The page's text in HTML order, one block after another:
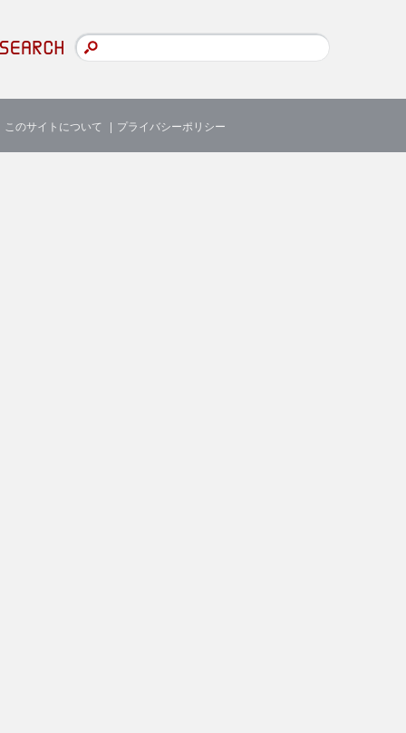
このサイトについて プライバシーポリシー